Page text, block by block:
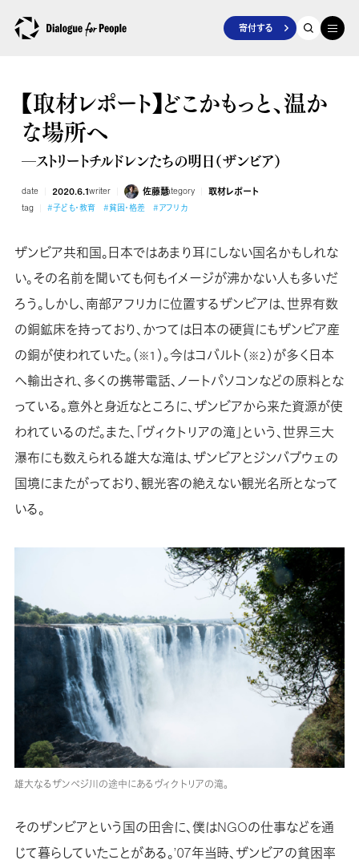
寄付する
【取材レポート】どこかもっと、温か
な場所へ
―ストリートチルドレンたちの明日（ザンビア）
date 2020.6.1writer 佐藤慧category 取材レポート
tag #子ども・教育 #貧困・格差 #アフリカ
ザンビア共和国。日本ではあまり耳にしない国名かもしれな
い。その名前を聞いても何もイメージが沸かない人も多いだ
ろう。しかし、南部アフリカに位置するザンビアは、世界有数
の銅鉱床を持っており、かつては日本の硬貨にもザンビア産
の銅が使われていた。（※１ ）。今はコバルト（※２）が多く日本
へ輸出され、多くの携帯電話、ノートパソコンなどの原料とな
っている。意外と身近なところに、ザンビアから来た資源が使
われているのだ。また、「ヴィクトリアの滝」という、世界三大
瀑布にも数えられる雄大な滝は、ザンビアとジンバブウェの
国境にまたがっており、観光客の絶えない観光名所となって
いる。
雄大なるザンベジ川の途中にあるヴィクトリアの滝。
そのザンビアという国の田舎に、僕はNGOの仕事などを通
じて暮らしていたことがある。’07年当時、ザンビアの貧困率